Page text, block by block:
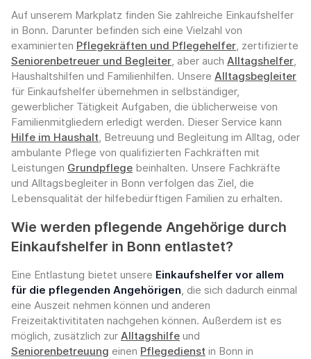
Auf unserem Markplatz finden Sie zahlreiche Einkaufshelfer
in Bonn. Darunter befinden sich eine Vielzahl von
examinierten Pflegekräften und Pflegehelfer, zertifizierte
Seniorenbetreuer und Begleiter, aber auch Alltagshelfer,
Haushaltshilfen und Familienhilfen. Unsere Alltagsbegleiter
für Einkaufshelfer übernehmen in selbständiger,
gewerblicher Tätigkeit Aufgaben, die üblicherweise von
Familienmitgliedern erledigt werden. Dieser Service kann
Hilfe im Haushalt, Betreuung und Begleitung im Alltag, oder
ambulante Pflege von qualifizierten Fachkräften mit
Leistungen Grundpflege beinhalten. Unsere Fachkräfte
und Alltagsbegleiter in Bonn verfolgen das Ziel, die
Lebensqualität der hilfebedürftigen Familien zu erhalten.
Wie werden pflegende Angehörige durch
Einkaufshelfer in Bonn entlastet?
Eine Entlastung bietet unsere Einkaufshelfer vor allem
für die pflegenden Angehörigen, die sich dadurch einmal
eine Auszeit nehmen können und anderen
Freizeitaktivititaten nachgehen können. Außerdem ist es
möglich, zusätzlich zur Alltagshilfe und
Seniorenbetreuung einen Pflegedienst in Bonn in